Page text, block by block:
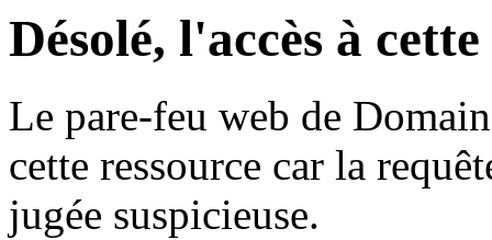
Désolé, l'accès à
Le pare-feu web de
cette ressource car la
jugée suspicieuse.